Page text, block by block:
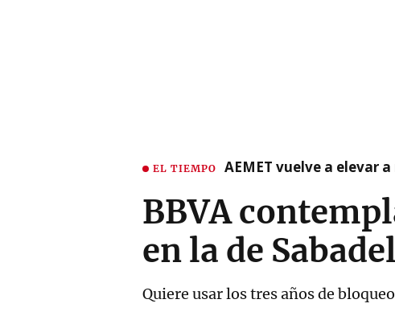
EL TIEMPO AEMET vuelve a elevar
BBVA
en la de
Quiere usar los tres años de